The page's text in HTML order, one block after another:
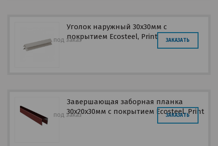
Уголок наружный 30х30мм с
покрытием Ecosteel, Print
под заказ ЗАКАЗАТЬ
Завершающая заборная планка
30х20х30мм с покрытием Ecosteel, Print
под заказ ЗАКАЗАТЬ